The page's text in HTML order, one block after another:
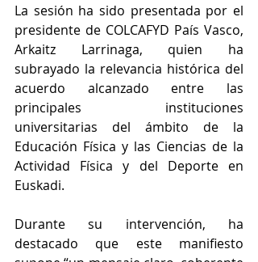
La sesión ha sido presentada por el
presidente de COLCAFYD País Vasco,
Arkaitz Larrinaga, quien ha
subrayado la relevancia histórica del
acuerdo alcanzado entre las
principales instituciones
universitarias del ámbito de la
Educación Física y las Ciencias de la
Actividad Física y del Deporte en
Euskadi.
Durante su intervención, ha
destacado que este manifiesto